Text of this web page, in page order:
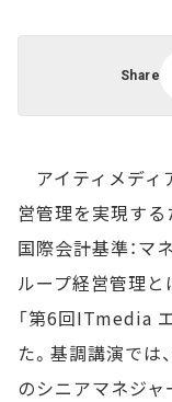
Share
アイティメディ
営管理を実現する
国際会計基準：マ
ループ経営管理と
「第6回ITmedia
た。基調講演では
のシニアマネジャ